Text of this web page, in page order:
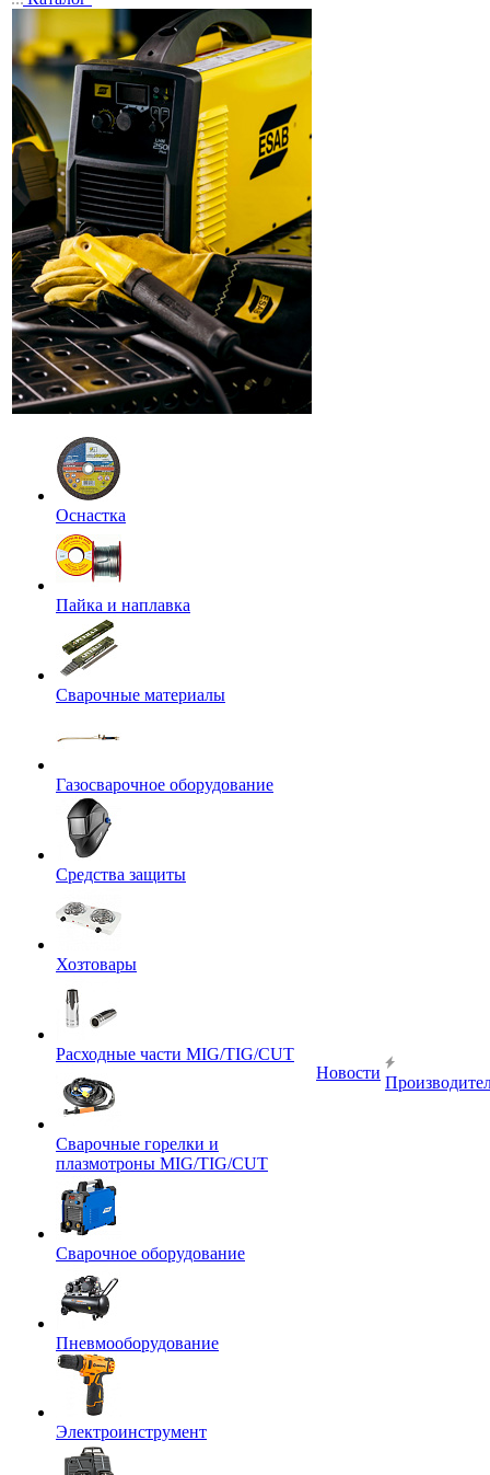
Оснастка
Пайка и наплавка
Сварочные материалы
Газосварочное оборудование
Средства защиты
Хозтовары
Расходные части MIG/TIG/CUT
Сварочные горелки и
плазмотроны MIG/TIG/CUT
Сварочное оборудование
Пневмооборудование
Электроинструмент
Новости